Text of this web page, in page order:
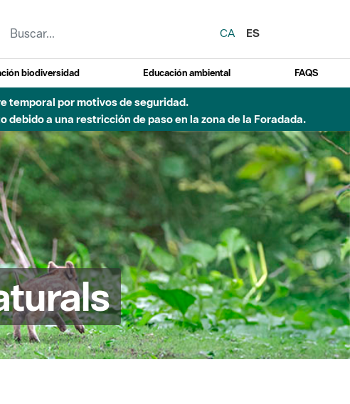
CA
ES
biodiversidad Educación ambiental FAQS
temporal por motivos de seguridad.
a una restricción de paso en la zona de la Foradada.